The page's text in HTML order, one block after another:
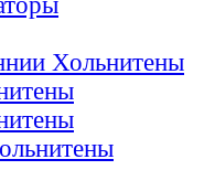
Хольнитены